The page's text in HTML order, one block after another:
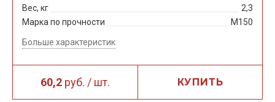
60,2 руб. / шт. КУПИТЬ
Вес, кг
2,3
Марка по прочности
М150
Больше характеристик